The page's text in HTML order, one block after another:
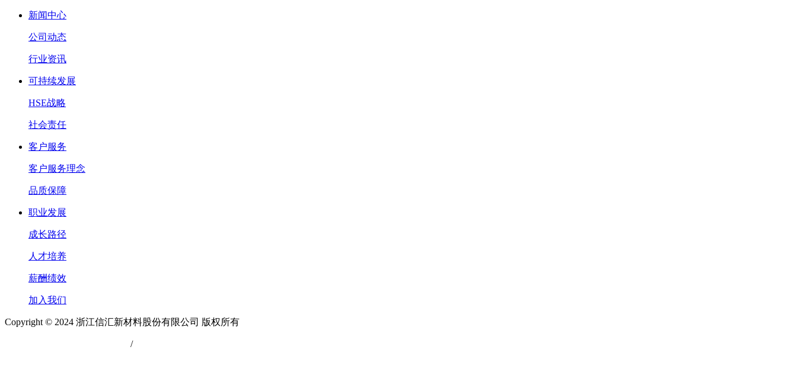
新闻中心
公司动态
行业资讯
可持续发展
HSE战略
社会责任
客户服务
客户服务理念
品质保障
职业发展
成长路径
人才培养
薪酬绩效
加入我们
Copyright © 2024 浙江信汇新材料股份有限公司 版权所有
/